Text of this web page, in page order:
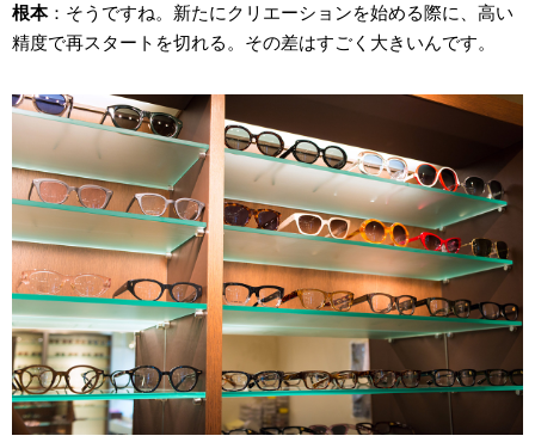
根本
そうですね。新たにクリエーションを始める際に、高い
精度で再スタートを切れる。その差はすごく大きいんです。